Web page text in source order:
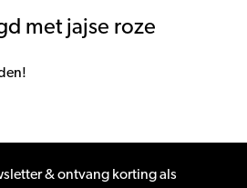
met jajse roze
& ontvang korting als